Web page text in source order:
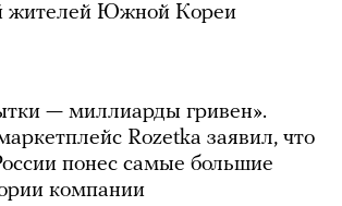
жителей Южной Кореи
— миллиарды гривен».
Rozetka заявил, что
понес самые большие
компании